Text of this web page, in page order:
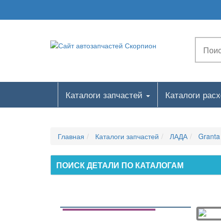
Каталоги запчастей Каталоги
Главная Каталоги запчастей ЛАДА Granta
ПОИСК ДЕТАЛИ ПО КАТАЛОГАМ
120110. МОДУЛЬ ВПУСКА В СБОРЕ
122110. ЭКРАН МОДУЛЯ ВПУСКА
124110. ПАТРУБОК ДРОССЕЛЬНЫЙ
124210. ПАТРУБОК ДРОССЕЛЬНЫЙ